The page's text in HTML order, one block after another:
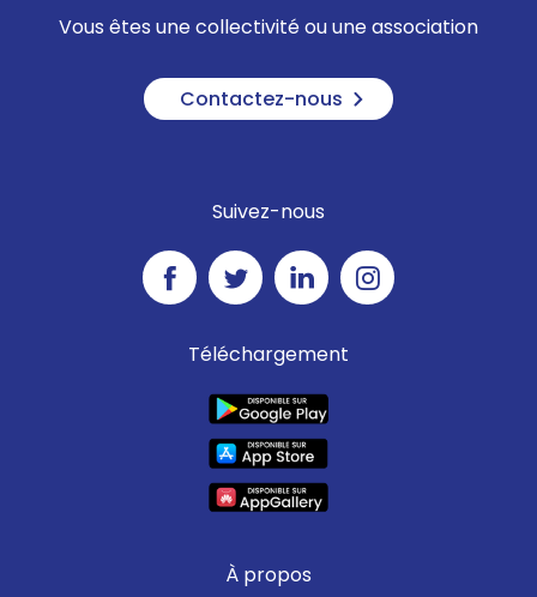
Vous êtes une collectivité ou une association
Contactez-nous
Suivez-nous
Téléchargement
À propos